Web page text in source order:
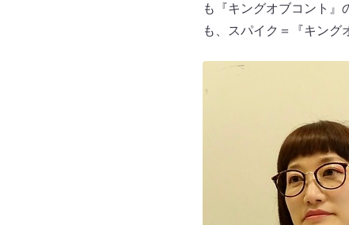
も『キングオブコント』
も、スパイク＝『キング